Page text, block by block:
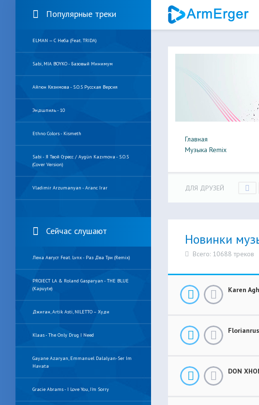
Популярные треки
ELMAN — С Неба (feat. TRIDA)
Sabi, MIA BOYKO - Базовый Минимум
Айгюн Кязимова - S.O.S Русская Версия
Эндшпиль - 10
Ethno Colors - Kismeth
Sabi - Я Твой Стресс / Aygün Kazımova - S.O.S
(Cover Version)
Vladimir Arzumanyan - Aranc Irar
Сейчас слушают
Лена Август Feat. Lvnx - Раз Два Три (Remix)
PROJECT LA & Roland Gasparyan - THE BLUE
(Kapuyte)
Джиган, Artik Asti, NILETTO – Худи
Klaas - The Only Drug I Need
Gayane Azaryan, Emmanuel Dalalyan-Ser Im
Havata
Gracie Abrams - I Love You, I'm Sorry
Главная
Музыка Remix
ДЛЯ ДРУЗЕЙ
Новинки
Всего: 10688 треков
Karen
DON